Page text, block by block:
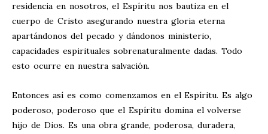
residencia en nosotros, el Espíritu nos bautiza en el
cuerpo de Cristo asegurando nuestra gloria eterna
apartándonos del pecado y dándonos ministerio,
capacidades espirituales sobrenaturalmente dadas. Todo
esto ocurre en nuestra salvación.
Entonces así es como comenzamos en el Espíritu. Es algo
poderoso, poderoso que el Espíritu domina el volverse
hijo de Dios. Es una obra grande, poderosa, duradera,